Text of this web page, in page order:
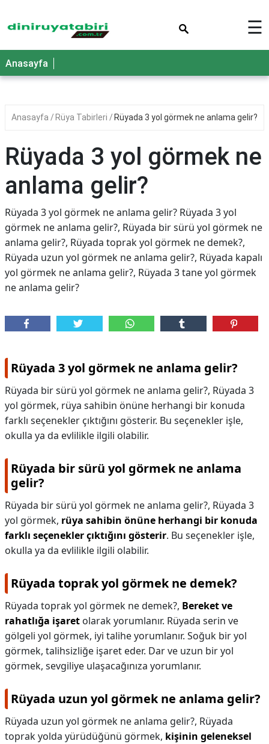
☰
Anasayfa
Anasayfa Rüya Tabirleri Rüyada 3 yol görmek ne anlama gelir?
Rüyada 3 yol görmek ne
anlama gelir?
Rüyada 3 yol görmek ne anlama gelir? Rüyada 3 yol
görmek ne anlama gelir?, Rüyada bir sürü yol görmek ne
anlama gelir?, Rüyada toprak yol görmek ne demek?,
Rüyada uzun yol görmek ne anlama gelir?, Rüyada kapalı
yol görmek ne anlama gelir?, Rüyada 3 tane yol görmek
ne anlama gelir?
Rüyada 3 yol görmek ne anlama gelir?
Rüyada bir sürü yol görmek ne anlama gelir?, Rüyada 3
yol görmek, rüya sahibin önüne herhangi bir konuda
farklı seçenekler çıktığını gösterir. Bu seçenekler işle,
okulla ya da evlilikle ilgili olabilir.
Rüyada bir sürü yol görmek ne anlama
gelir?
Rüyada bir sürü yol görmek ne anlama gelir?, Rüyada 3
yol görmek, rüya sahibin önüne herhangi bir konuda
farklı seçenekler çıktığını gösterir. Bu seçenekler işle,
okulla ya da evlilikle ilgili olabilir.
Rüyada toprak yol görmek ne demek?
Rüyada toprak yol görmek ne demek?, Bereket ve
rahatlığa işaret olarak yorumlanır. Rüyada serin ve
gölgeli yol görmek, iyi talihe yorumlanır. Soğuk bir yol
görmek, talihsizliğe işaret eder. Dar ve uzun bir yol
görmek, sevgiliye ulaşacağınıza yorumlanır.
Rüyada uzun yol görmek ne anlama gelir?
Rüyada uzun yol görmek ne anlama gelir?, Rüyada
toprak yolda yürüdüğünü görmek, kişinin geleneksel